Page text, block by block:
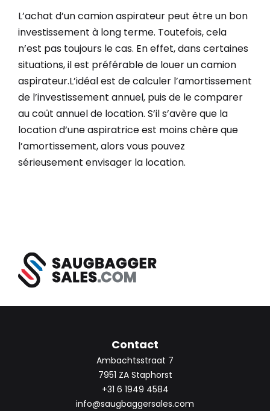
L’achat d’un camion aspirateur peut être un bon
investissement à long terme. Toutefois, cela
n’est pas toujours le cas. En effet, dans certaines
situations, il est préférable de louer un camion
aspirateur.L’idéal est de calculer l’amortissement
de l’investissement annuel, puis de le comparer
au coût annuel de location. S’il s’avère que la
location d’une aspiratrice est moins chère que
l’amortissement, alors vous pouvez
sérieusement envisager la location.
Contact
Ambachtsstraat 7
7951 ZA Staphorst
+31 6 1949 4584
info@saugbaggersales.com